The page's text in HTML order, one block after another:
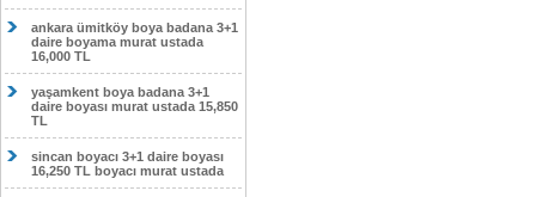
ankara ümitköy boya badana 3+1
daire boyama murat ustada
16,000 TL
yaşamkent boya badana 3+1
daire boyası murat ustada 15,850
TL
sincan boyacı 3+1 daire boyası
16,250 TL boyacı murat ustada